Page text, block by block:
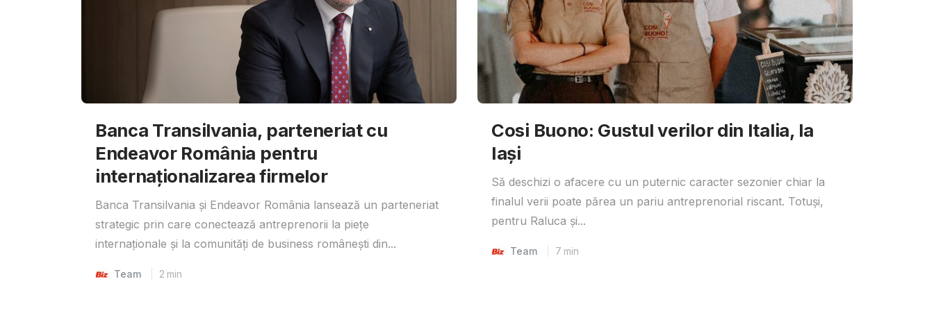
Banca Transilvania, parteneriat cu
Endeavor România pentru
internaționalizarea firmelor
Banca Transilvania și Endeavor România lansează un parteneriat
strategic prin care conectează antreprenorii la piețe
internaționale și la comunități de business românești din...
Team 2 min
Cosi Buono: Gustul verilor din Italia, la
Iași
Să deschizi o afacere cu un puternic caracter sezonier chiar la
finalul verii poate părea un pariu antreprenorial riscant. Totuși,
pentru Raluca și...
Team 7 min